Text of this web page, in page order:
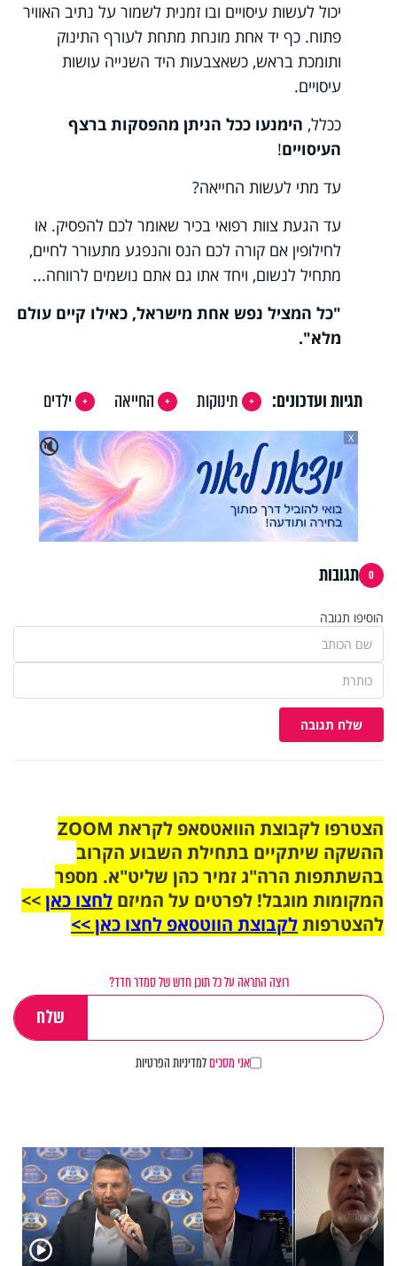
יכול לעשות עיסויים ובו זמנית לשמור על נתיב האוויר
פתוח. כף יד אחת מונחת מתחת לעורף התינוק
ותומכת בראש, כשאצבעות היד השנייה עושות
עיסויים.
ככלל, הימנעו ככל הניתן מהפסקות ברצף
העיסויים!
עד מתי לעשות החייאה?
עד הגעת צוות רפואי בכיר שאומר לכם להפסיק. או
לחילופין אם קורה לכם הנס והנפגע מתעורר לחיים,
מתחיל לנשום, ויחד אתו גם אתם נושמים לרווחה...
"כל המציל נפש אחת מישראל, כאילו קיים עולם
מלא".
תגיות ועדכונים: תינוקות החייאה
ילדים
🔇
X
0 תגובות
הוסיפו תגובה
שלח תגובה
הצטרפו לקבוצת הוואטסאפ לקראת ZOOM
ההשקה שיתקיים בתחילת השבוע הקרוב
בהשתתפות הרה"ג זמיר כהן שליט"א. מספר
המקומות מוגבל! לפרטים על המיזם לחצו כאן>>
להצטרפותלקבוצת הווטסאפ לחצו כאן >>
רוצה התראה על כל תוכן חדש של סמדר חדד?
אני מסכיםלמדיניות הפרטיות